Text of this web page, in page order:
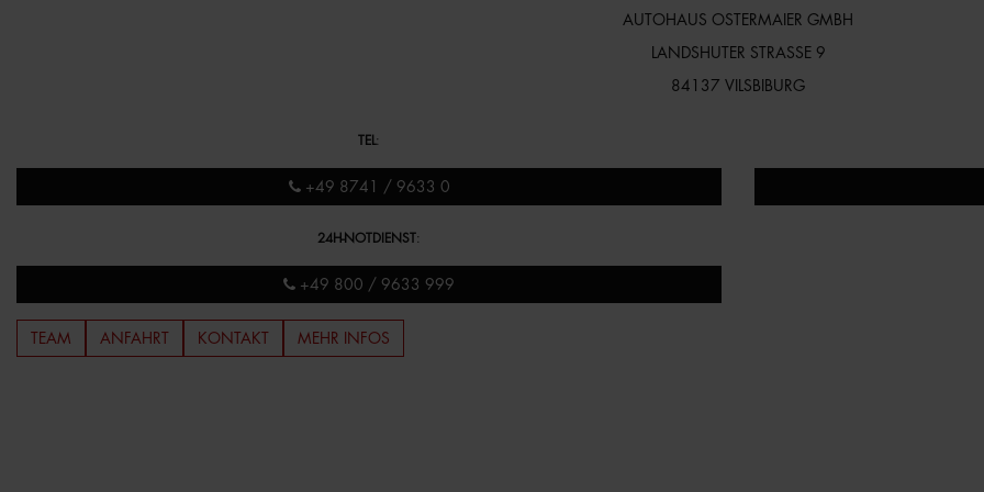
AUTOHAUS OSTERMAIER GMBH
LANDSHUTER STRASSE 9
84137 VILSBIBURG
TEL :
+49 8741 / 9633 0
24H-NOTDIENST:
+49 800 / 9633 999
TEAM ANFAHRT KONTAKT MEHR INFOS